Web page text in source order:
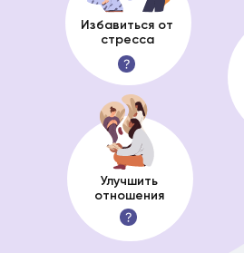
Избавиться от
стресса
Улучшить
отношения